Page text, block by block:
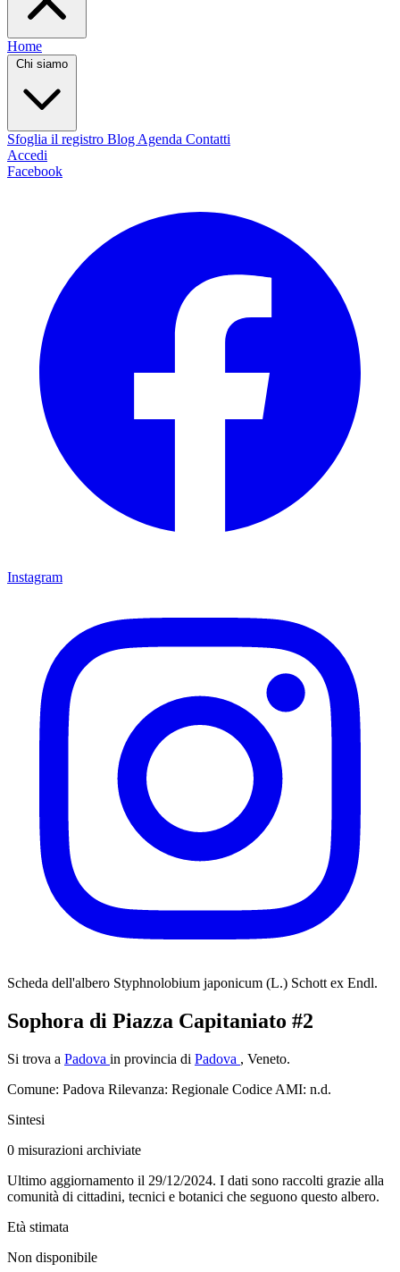
Home
Chi siamo
Sfoglia il registro Blog Agenda Contatti
Accedi
Facebook
Instagram
Scheda dell'albero Styphnolobium japonicum (L.) Schott ex Endl.
Sophora di Piazza Capitaniato #2
Si trova a Padova in provincia di Padova , Veneto.
Comune: Padova Rilevanza: Regionale Codice AMI: n.d.
Sintesi
0 misurazioni archiviate
Ultimo aggiornamento il 29/12/2024. I dati sono raccolti grazie alla
comunità di cittadini, tecnici e botanici che seguono questo albero.
Età stimata
Non disponibile